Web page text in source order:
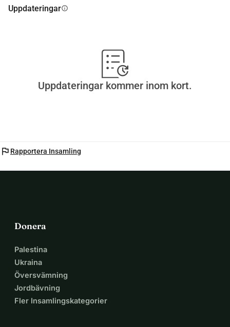
Uppdateringarinfo
Uppdateringar kommer inom kort.
flag Rapportera Insamling
Donera
Palestina
Ukraina
Översvämning
Jordbävning
Fler Insamlingskategorier